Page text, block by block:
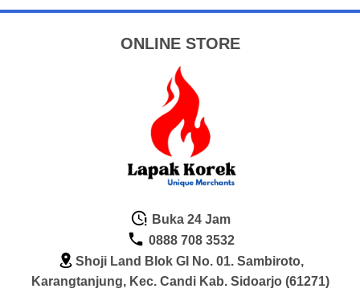
ONLINE STORE
Buka 24 Jam
0888 708 3532
Shoji Land Blok GI No. 01. Sambiroto,
Karangtanjung, Kec. Candi Kab. Sidoarjo (61271)